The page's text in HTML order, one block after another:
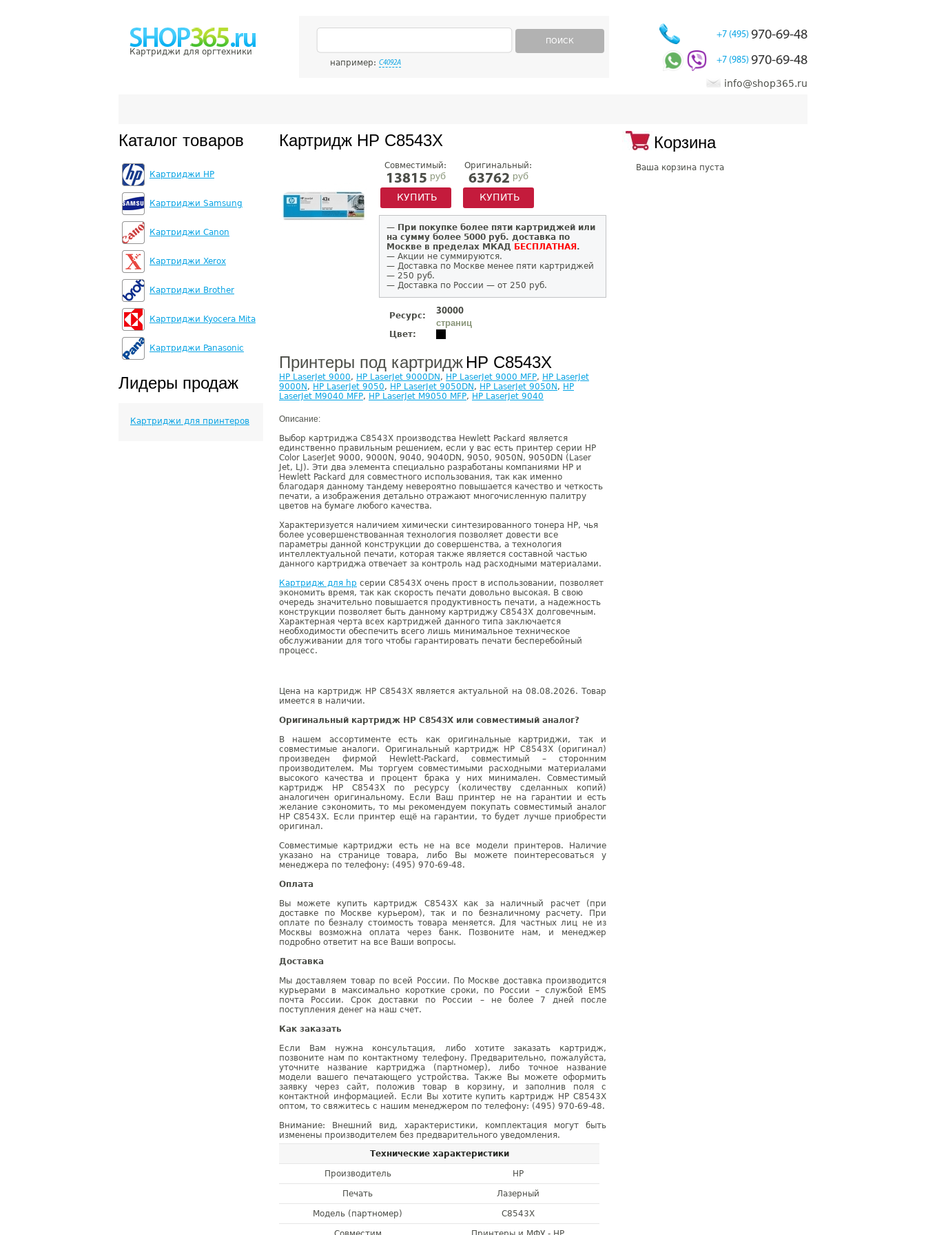
Картриджи для оргтехники
ПОИСК
например: C4092A
+7 (495) 970-69-48
+7 (985) 970-69-48
info@shop365.ru
Каталог товаров
Картриджи HP
Картриджи Samsung
Картриджи Canon
Картриджи Xerox
Картриджи Brother
Картриджи Kyocera Mita
Картриджи Panasonic
Лидеры продаж
Картриджи для принтеров
Картридж HP C8543X
Совместимый:
13815 руб
КУПИТЬ
Оригинальный:
63762 руб
КУПИТЬ
— При покупке более пяти картриджей или
на сумму более 5000 руб. доставка по
Москве в пределах МКАД БЕСПЛАТНАЯ .
— Акции не суммируются.
— Доставка по Москве менее пяти картриджей
— 250 руб.
— Доставка по России — от 250 руб.
Ресурс:
30000
страниц
Цвет:
Принтеры под картридж HP C8543X
HP LaserJet 9000, HP LaserJet 9000DN , HP LaserJet 9000 MFP, HP LaserJet
9000N , HP LaserJet 9050, HP LaserJet 9050DN , HP LaserJet 9050N , HP
LaserJet M9040 MFP, HP LaserJet M9050 MFP, HP LaserJet 9040
Описание:
Выбор картриджа C8543X производства Hewlett Packard является
единственно правильным решением, если у вас есть принтер серии HP
Color LaserJet 9000, 9000N, 9040, 9040DN, 9050, 9050N, 9050DN (Laser
Jet, LJ). Эти два элемента специально разработаны компаниями НР и
Hewlett Packard для совместного использования, так как именно
благодаря данному тандему невероятно повышается качество и четкость
печати, а изображения детально отражают многочисленную палитру
цветов на бумаге любого качества.
Характеризуется наличием химически синтезированного тонера НР, чья
более усовершенствованная технология позволяет довести все
параметры данной конструкции до совершенства, а технология
интеллектуальной печати, которая также является составной частью
данного картриджа отвечает за контроль над расходными материалами.
Картридж для hp серии C8543X очень прост в использовании, позволяет
экономить время, так как скорость печати довольно высокая. В свою
очередь значительно повышается продуктивность печати, а надежность
конструкции позволяет быть данному картриджу C8543X долговечным.
Характерная черта всех картриджей данного типа заключается
необходимости обеспечить всего лишь минимальное техническое
обслуживании для того чтобы гарантировать печати бесперебойный
процесс.
Цена на картридж HP C8543X является актуальной на 08.08.2026. Товар
имеется в наличии.
Оригинальный картридж HP C8543X или совместимый аналог?
В нашем ассортименте есть как оригинальные картриджи, так и
совместимые аналоги. Оригинальный картридж HP C8543X (оригинал)
произведен фирмой Hewlett-Packard, совместимый – сторонним
производителем. Мы торгуем совместимыми расходными материалами
высокого качества и процент брака у них минимален. Совместимый
картридж HP C8543X по ресурсу (количеству сделанных копий)
аналогичен оригинальному. Если Ваш принтер не на гарантии и есть
желание сэкономить, то мы рекомендуем покупать совместимый аналог
HP C8543X. Если принтер ещё на гарантии, то будет лучше приобрести
оригинал.
Совместимые картриджи есть не на все модели принтеров. Наличие
указано на странице товара, либо Вы можете поинтересоваться у
менеджера по телефону: (495) 970-69-48.
Оплата
Вы можете купить картридж C8543X как за наличный расчет (при
доставке по Москве курьером), так и по безналичному расчету. При
оплате по безналу стоимость товара меняется. Для частных лиц не из
Москвы возможна оплата через банк. Позвоните нам, и менеджер
подробно ответит на все Ваши вопросы.
Доставка
Мы доставляем товар по всей России. По Москве доставка производится
курьерами в максимально короткие сроки, по России – службой EMS
почта России. Срок доставки по России – не более 7 дней после
поступления денег на наш счет.
Как заказать
Если Вам нужна консультация, либо хотите заказать картридж,
позвоните нам по контактному телефону. Предварительно, пожалуйста,
уточните название картриджа (партномер), либо точное название
модели вашего печатающего устройства. Также Вы можете оформить
заявку через сайт, положив товар в корзину, и заполнив поля с
контактной информацией. Если Вы хотите купить картридж HP C8543X
оптом, то свяжитесь с нашим менеджером по телефону: (495) 970-69-48.
Внимание: Внешний вид, характеристики, комплектация могут быть
изменены производителем без предварительного уведомления.
Технические характеристики
Производитель HP
Печать Лазерный
Модель (партномер) C8543X
Корзина
Ваша корзина пуста